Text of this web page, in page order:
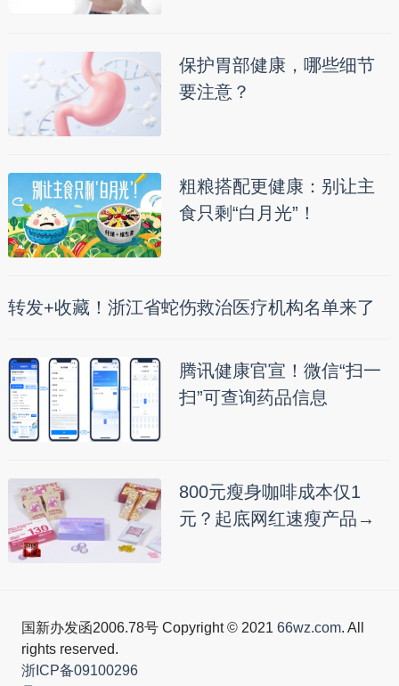
保护胃部健康，哪些细节
要注意？
粗粮搭配更健康：别让主
食只剩“白月光”！
转发+收藏！浙江省蛇伤救治医疗机构名单来了
腾讯健康官宣！微信“扫一
扫”可查询药品信息
800元瘦身咖啡成本仅1
元？起底网红速瘦产品→
国新办发函2006.78号 Copyright © 2021 66wz.com. All
rights reserved.
浙ICP备09100296